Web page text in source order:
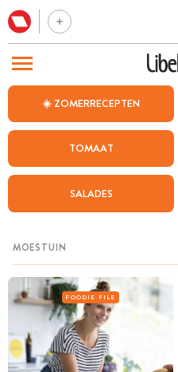
☀️ ZOMERRECEPTEN
TOMAAT
SALADES
FOODIE FILE
BEZOEK ONZE ANDERE WEBSITES
WEEKMENU
CHAT MET MAIA
MIJN BEWAARDE RECEPTEN